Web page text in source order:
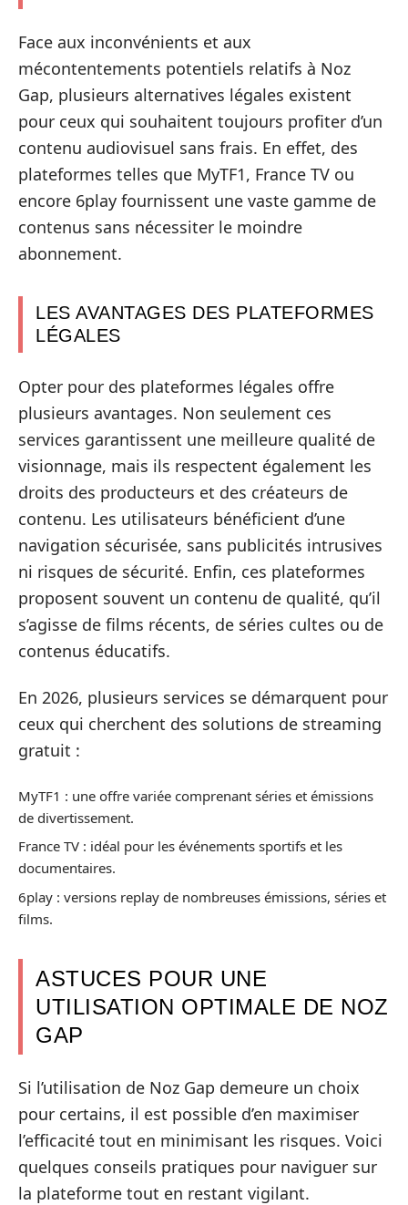
Face aux inconvénients et aux
mécontentements potentiels relatifs à Noz
Gap, plusieurs alternatives légales existent
pour ceux qui souhaitent toujours profiter d’un
contenu audiovisuel sans frais. En effet, des
plateformes telles que MyTF1, France TV ou
encore 6play fournissent une vaste gamme de
contenus sans nécessiter le moindre
abonnement.
LES AVANTAGES DES PLATEFORMES
LÉGALES
Opter pour des plateformes légales offre
plusieurs avantages. Non seulement ces
services garantissent une meilleure qualité de
visionnage, mais ils respectent également les
droits des producteurs et des créateurs de
contenu. Les utilisateurs bénéficient d’une
navigation sécurisée, sans publicités intrusives
ni risques de sécurité. Enfin, ces plateformes
proposent souvent un contenu de qualité, qu’il
s’agisse de films récents, de séries cultes ou de
contenus éducatifs.
En 2026, plusieurs services se démarquent pour
ceux qui cherchent des solutions de streaming
gratuit :
MyTF1 : une offre variée comprenant séries et émissions
de divertissement.
France TV : idéal pour les événements sportifs et les
documentaires.
6play : versions replay de nombreuses émissions, séries et
films.
ASTUCES POUR UNE
UTILISATION OPTIMALE DE NOZ
GAP
Si l’utilisation de Noz Gap demeure un choix
pour certains, il est possible d’en maximiser
l’efficacité tout en minimisant les risques. Voici
quelques conseils pratiques pour naviguer sur
la plateforme tout en restant vigilant.